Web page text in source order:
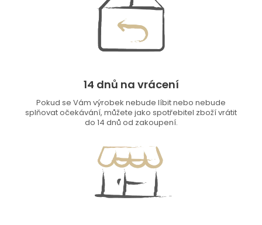
14 dnů na vrácení
Pokud se Vám výrobek nebude líbit nebo nebude
splňovat očekávání, můžete jako spotřebitel zboží vrátit
do 14 dnů od zakoupení.